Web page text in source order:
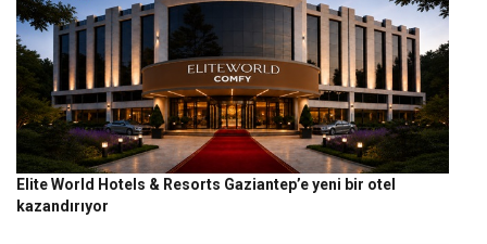
Elite World Hotels & Resorts Gaziantep’e yeni bir otel
kazandırıyor